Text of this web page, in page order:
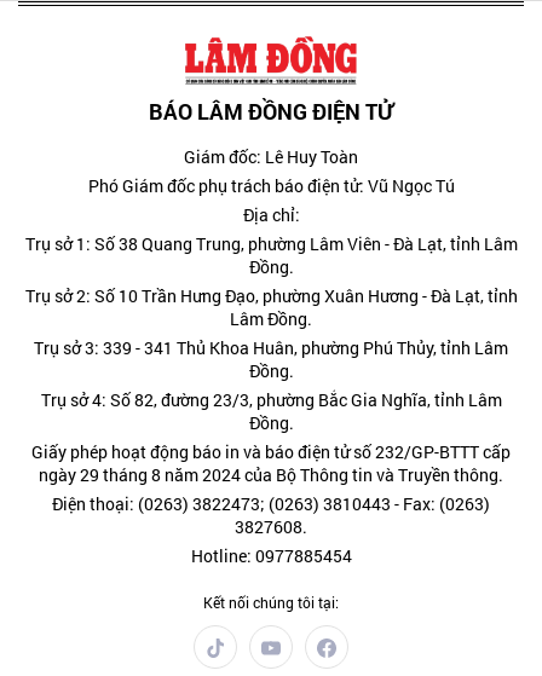
BÁO LÂM ĐỒNG ĐIỆN TỬ
Giám đốc: Lê Huy Toàn
Phó Giám đốc phụ trách báo điện tử: Vũ Ngọc Tú
Địa chỉ:
Trụ sở 1: Số 38 Quang Trung, phường Lâm Viên - Đà Lạt, tỉnh Lâm
Đồng.
Trụ sở 2: Số 10 Trần Hưng Đạo, phường Xuân Hương - Đà Lạt, tỉnh
Lâm Đồng.
Trụ sở 3: 339 - 341 Thủ Khoa Huân, phường Phú Thủy, tỉnh Lâm
Đồng.
Trụ sở 4: Số 82, đường 23/3, phường Bắc Gia Nghĩa, tỉnh Lâm
Đồng.
Giấy phép hoạt động báo in và báo điện tử số 232/GP-BTTT cấp
ngày 29 tháng 8 năm 2024 của Bộ Thông tin và Truyền thông.
Điện thoại: (0263) 3822473; (0263) 3810443 - Fax: (0263)
3827608.
Hotline: 0977885454
Kết nối chúng tôi tại: